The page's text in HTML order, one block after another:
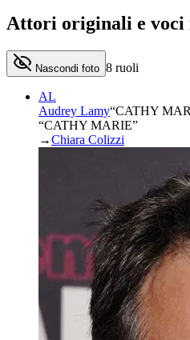
Attori originali e voci
Nascondi foto 8 ruoli
AL
Audrey Lamy“CATHY
“CATHY MARIE”
→Chiara Colizzi